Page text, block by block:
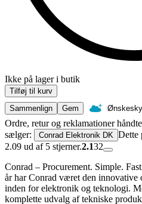
Ikke på lager i butik
Tilføj til kurv
Sammenlign
Gem
Ordre, retur og reklamationer
sælger:
Conrad Elektronik DK Dette
2.09 ud af 5 stjerner.2.132
Conrad – Procurement. Simple.
år har Conrad været den
inden for elektronik og teknologi.
komplette udvalg af tekniske